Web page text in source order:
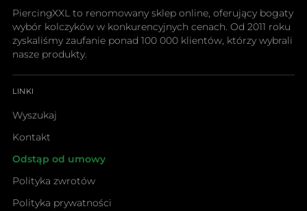
PiercingXXL to renomowany sklep online, oferujący bogaty
wybór kolczyków w konkurencyjnych cenach. Od 2011 roku
zyskaliśmy zaufanie ponad 100 000 klientów, którzy wybrali
nasze produkty.
LINKI
Wyszukaj
Kontakt
Odstąp od umowy
Polityka zwrotów
Polityka prywatności